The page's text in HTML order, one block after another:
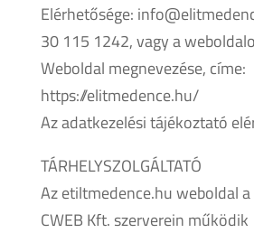
Elérhetősége:
30 115 1242, vagy a
Weboldal megnevezése, címe:
https://elitmedence.hu/
Az adatkezelési tájékoztató
TÁRHELYSZOLGÁLTATÓ
Az etiltmedence.hu weboldal a
CWEB Kft. szerverein működik